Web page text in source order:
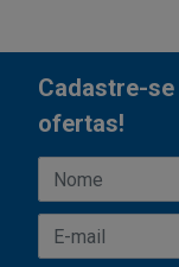
Cadastre-
ofertas!